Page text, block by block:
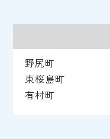
野尻町
東桜島町
有村町